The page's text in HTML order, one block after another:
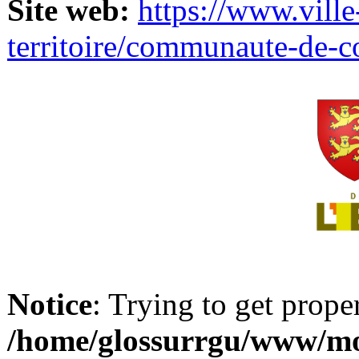
Site web: https://
territoire/communaute-de-
Notice: Trying to get
/home/glossurrgu/www/